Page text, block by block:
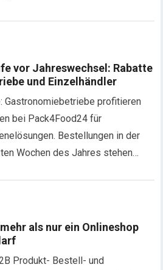
vor Jahreswechsel: Rabatte
und Einzelhändler
Gastronomiebetriebe profitieren
bei Pack4Food24 für
Bestellungen in der
Wochen des Jahres stehen…
als nur ein Onlineshop
Produkt- Bestell- und